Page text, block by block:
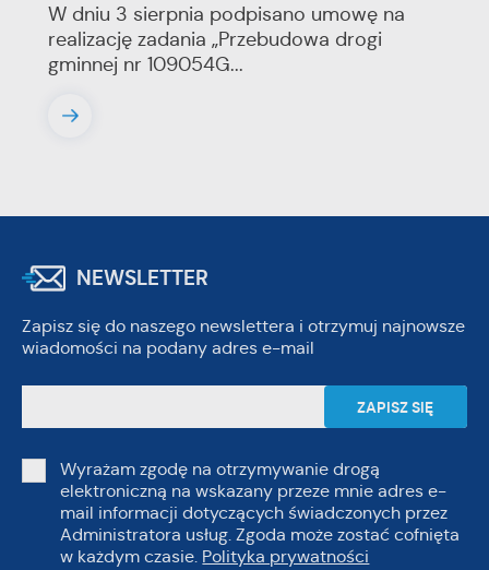
W dniu 3 sierpnia podpisano umowę na
realizację zadania „Przebudowa drogi
gminnej nr 109054G...
NEWSLETTER
Zapisz się do naszego newslettera i otrzymuj najnowsze
wiadomości na podany adres e-mail
Wyrażam zgodę na otrzymywanie drogą
elektroniczną na wskazany przeze mnie adres e-
mail informacji dotyczących świadczonych przez
Administratora usług. Zgoda może zostać cofnięta
w każdym czasie. Polityka prywatności